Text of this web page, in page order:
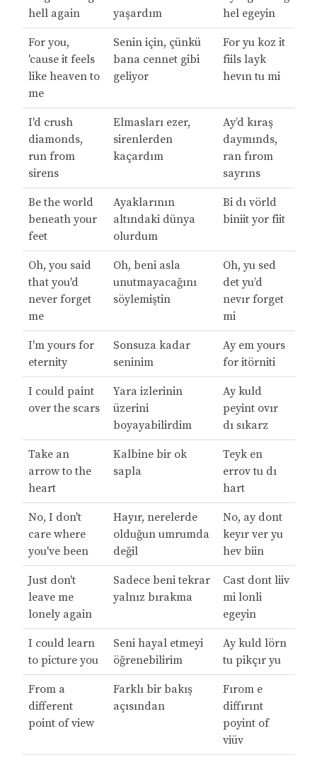
hell again
yaşardım
hel egeyin
For you,
'cause it feels
like heaven to
me
Senin için, çünkü
bana cennet gibi
geliyor
For yu koz it
fiils layk
hevın tu mi
I'd crush
diamonds,
run from
sirens
Elmasları ezer,
sirenlerden
kaçardım
Ay’d kıraş
daymınds,
ran fırom
sayrıns
Be the world
beneath your
feet
Ayaklarının
altındaki dünya
olurdum
Bi dı vörld
biniit yor fiit
Oh, you said
that you'd
never forget
me
Oh, beni asla
unutmayacağını
söylemiştin
Oh, yu sed
det yu’d
nevır forget
mi
I'm yours for
eternity
Sonsuza kadar
seninim
Ay em yours
for itörniti
I could paint
over the scars
Yara izlerinin
üzerini
boyayabilirdim
Ay kuld
peyint ovır
dı sıkarz
Take an
arrow to the
heart
Kalbine bir ok
sapla
Teyk en
errov tu dı
hart
No, I don't
care where
you've been
Hayır, nerelerde
olduğun umrumda
değil
No, ay dont
keyır ver yu
hev biin
Just don't
leave me
lonely again
Sadece beni tekrar
yalnız bırakma
Cast dont liiv
mi lonli
egeyin
I could learn
to picture you
Seni hayal etmeyi
öğrenebilirim
Ay kuld lörn
tu pikçır yu
From a
different
point of view
Farklı bir bakış
açısından
Fırom e
diffırınt
poyint of
viüv